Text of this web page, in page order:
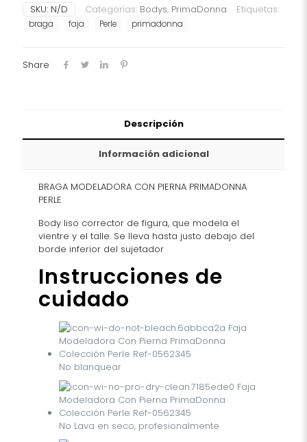
PrimaDonna
Colección
0562345
SKU: N/D Categorías: Bodys, PrimaDonna Etiquetas:
braga faja Perle primadonna
Share
Descripción
Información adicional
BRAGA MODELADORA CON PIERNA PRIMADONNA
PERLE
Body liso corrector de figura, que modela el
vientre y el talle. Se lleva hasta justo debajo del
borde inferior del sujetador
Instrucciones de
cuidado
No blanquear
No Lava en seco, profesionalmente